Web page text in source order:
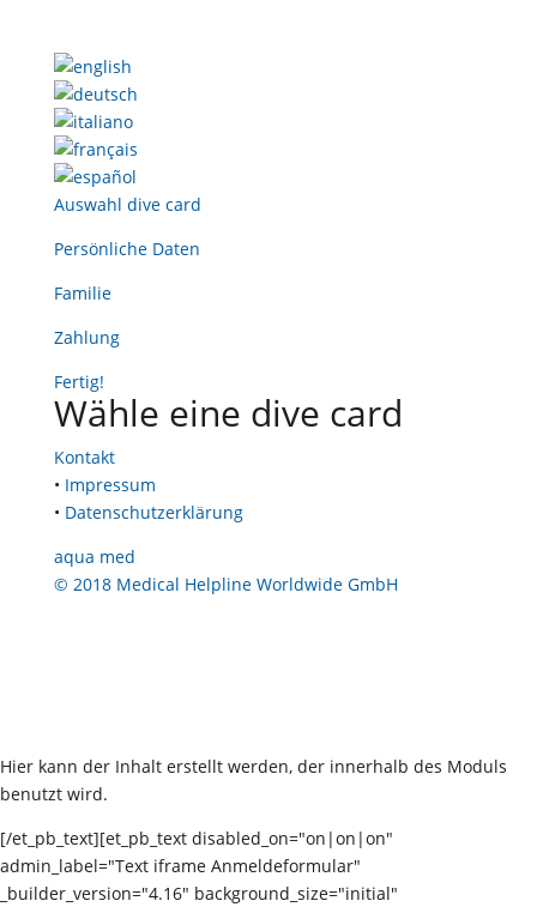
Auswahl dive card
Persönliche Daten
Familie
Zahlung
Fertig!
Wähle eine dive card
Kontakt
• Impressum
• Datenschutzerklärung
aqua med
© 2018 Medical Helpline Worldwide GmbH
Hier kann der Inhalt erstellt werden, der innerhalb des Moduls
benutzt wird.
[/et_pb_text][et_pb_text disabled_on="on|on|on"
admin_label="Text iframe Anmeldeformular"
_builder_version="4.16" background_size="initial"